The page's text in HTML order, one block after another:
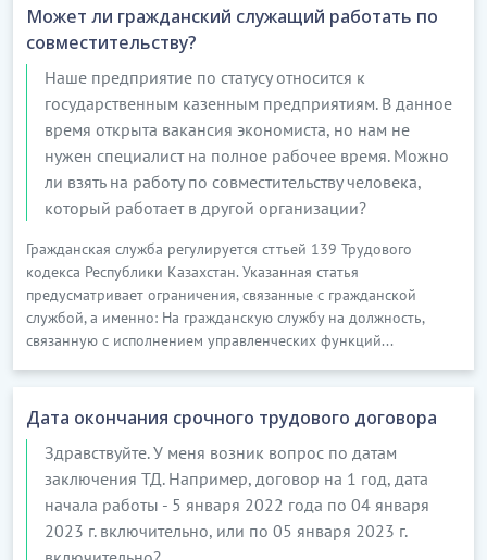
Может ли гражданский служащий работать по
совместительству?
Наше предприятие по статусу относится к
государственным казенным предприятиям. В данное
время открыта вакансия экономиста, но нам не
нужен специалист на полное рабочее время. Можно
ли взять на работу по совместительству человека,
который работает в другой организации?
Гражданская служба регулируется сттьей 139 Трудового
кодекса Республики Казахстан. Указанная статья
предусматривает ограничения, связанные с гражданской
службой, а именно: На гражданскую службу на должность,
связанную с исполнением управленческих функций...
Дата окончания срочного трудового договора
Здравствуйте. У меня возник вопрос по датам
заключения ТД. Например, договор на 1 год, дата
начала работы - 5 января 2022 года по 04 января
2023 г. включительно, или по 05 января 2023 г.